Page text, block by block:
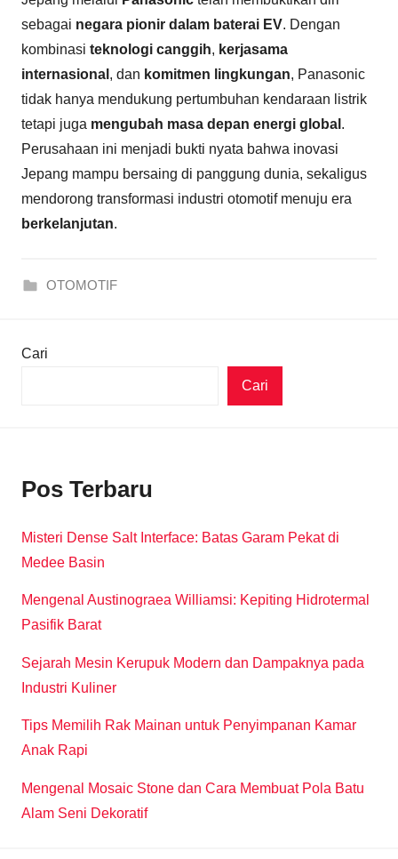
sebagai negara pionir dalam baterai EV. Dengan
kombinasi teknologi canggih, kerjasama
internasional , dan komitmen lingkungan, Panasonic
tidak hanya mendukung pertumbuhan kendaraan listrik
tetapi juga mengubah masa depan energi global .
Perusahaan ini menjadi bukti nyata bahwa inovasi
Jepang mampu bersaing di panggung dunia, sekaligus
mendorong transformasi industri otomotif menuju era
berkelanjutan.
OTOMOTIF
Cari
Cari
Pos Terbaru
Misteri Dense Salt Interface: Batas Garam Pekat di
Medee Basin
Mengenal Austinograea Williamsi: Kepiting Hidrotermal
Pasifik Barat
Sejarah Mesin Kerupuk Modern dan Dampaknya pada
Industri Kuliner
Tips Memilih Rak Mainan untuk Penyimpanan Kamar
Anak Rapi
Mengenal Mosaic Stone dan Cara Membuat Pola Batu
Alam Seni Dekoratif